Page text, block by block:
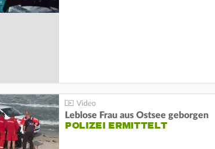
Leblose Frau aus Ostsee geborgen
POLIZEI ERMITTELT